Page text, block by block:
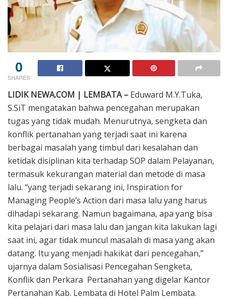
0
SHARES
LIDIK NEWA.COM | LEMBATA – Eduward M.Y.Tuka,
S.SiT mengatakan bahwa pencegahan merupakan
tugas yang tidak mudah. Menurutnya, sengketa dan
konflik pertanahan yang terjadi saat ini karena
berbagai masalah yang timbul dari kesalahan dan
ketidak disiplinan kita terhadap SOP dalam Pelayanan,
termasuk kekurangan material dan metode di masa
lalu. “yang terjadi sekarang ini, Inspiration for
Managing People’s Action dari masa lalu yang harus
dihadapi sekarang. Namun bagaimana, apa yang bisa
kita pelajari dari masa lalu dan jangan kita lakukan lagi
saat ini, agar tidak muncul masalah di masa yang akan
datang. Itu yang menjadi hakikat dari pencegahan,”
ujarnya dalam Sosialisasi Pencegahan Sengketa,
Konflik dan Perkara Pertanahan yang digelar Kantor
Pertanahan Kab. Lembata di Hotel Palm Lembata.